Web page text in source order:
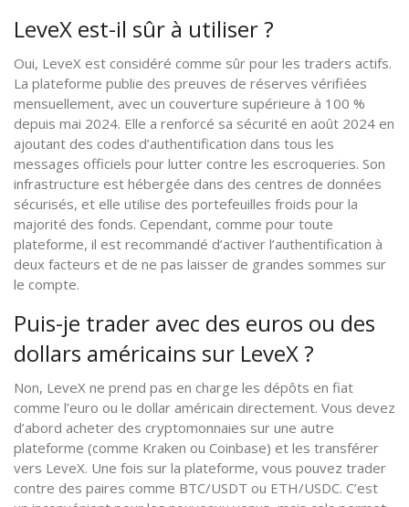
LeveX est-il sûr à utiliser ?
Oui, LeveX est considéré comme sûr pour les traders actifs.
La plateforme publie des preuves de réserves vérifiées
mensuellement, avec un couverture supérieure à 100 %
depuis mai 2024. Elle a renforcé sa sécurité en août 2024 en
ajoutant des codes d’authentification dans tous les
messages officiels pour lutter contre les escroqueries. Son
infrastructure est hébergée dans des centres de données
sécurisés, et elle utilise des portefeuilles froids pour la
majorité des fonds. Cependant, comme pour toute
plateforme, il est recommandé d’activer l’authentification à
deux facteurs et de ne pas laisser de grandes sommes sur
le compte.
Puis-je trader avec des euros ou des
dollars américains sur LeveX ?
Non, LeveX ne prend pas en charge les dépôts en fiat
comme l’euro ou le dollar américain directement. Vous devez
d’abord acheter des cryptomonnaies sur une autre
plateforme (comme Kraken ou Coinbase) et les transférer
vers LeveX. Une fois sur la plateforme, vous pouvez trader
contre des paires comme BTC/USDT ou ETH/USDC. C’est